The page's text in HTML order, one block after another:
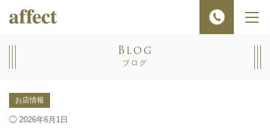
メ
ュ
Blog
ブログ
お店情報
◯ 2026年6月1日